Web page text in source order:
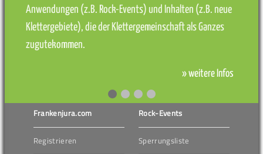
Anwendungen (z.B. Rock-Events) und Inhalten (z.B. neue
Klettergebiete), die der Klettergemeinschaft als Ganzes
zugutekommen.
» weitere Infos
Frankenjura.com
Registrieren
Rock-Events
Sperrungsliste